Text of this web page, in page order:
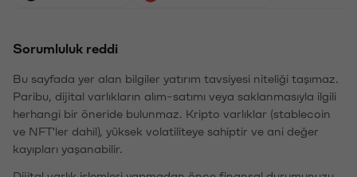
Sorumluluk reddi
Bu sayfada yer alan bilgiler yatırım tavsiyesi niteliği taşımaz.
Paribu, dijital varlıkların alım-satımı veya saklanmasıyla ilgili
herhangi bir öneride bulunmaz. Kripto varlıklar (stablecoin
ve NFT'ler dahil), yüksek volatiliteye sahiptir ve ani değer
kayıpları yaşanabilir.